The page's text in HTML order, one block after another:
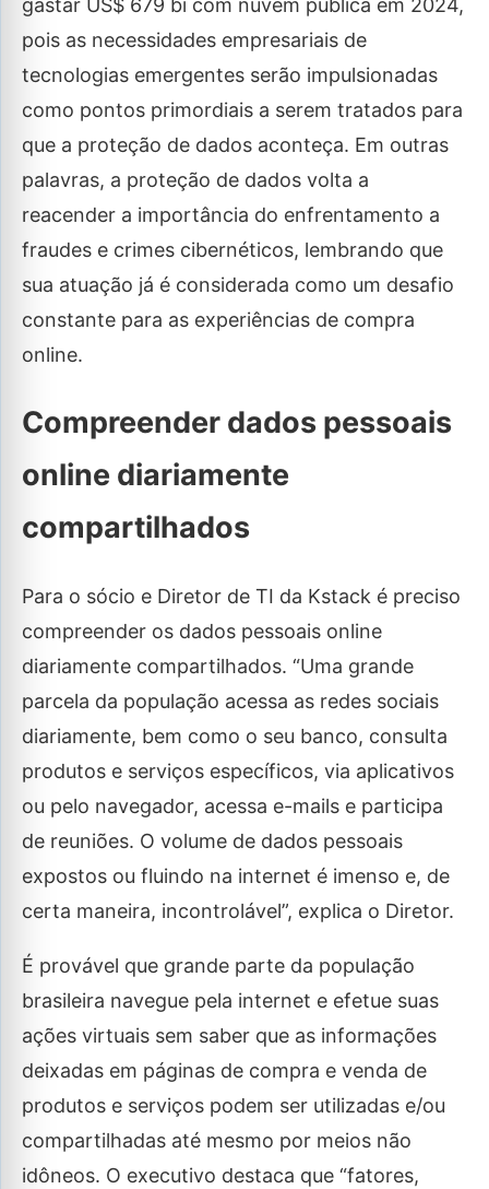
gastar US$ 679 bi com nuvem pública em 2024,
pois as necessidades empresariais de
tecnologias emergentes serão impulsionadas
como pontos primordiais a serem tratados para
que a proteção de dados aconteça. Em outras
palavras, a proteção de dados volta a
reacender a importância do enfrentamento a
fraudes e crimes cibernéticos, lembrando que
sua atuação já é considerada como um desafio
constante para as experiências de compra
online.
Compreender dados pessoais
online diariamente
compartilhados
Para o sócio e Diretor de TI da Kstack é preciso
compreender os dados pessoais online
diariamente compartilhados. “Uma grande
parcela da população acessa as redes sociais
diariamente, bem como o seu banco, consulta
produtos e serviços específicos, via aplicativos
ou pelo navegador, acessa e-mails e participa
de reuniões. O volume de dados pessoais
expostos ou fluindo na internet é imenso e, de
certa maneira, incontrolável”, explica o Diretor.
É provável que grande parte da população
brasileira navegue pela internet e efetue suas
ações virtuais sem saber que as informações
deixadas em páginas de compra e venda de
produtos e serviços podem ser utilizadas e/ou
compartilhadas até mesmo por meios não
idôneos. O executivo destaca que “fatores,